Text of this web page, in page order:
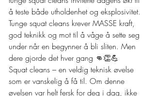
å teste både utholdenhet og eksplosivitet.
Tunge squat cleans krever MASSE kraft,
god teknikk og mot til å våge å sette seg
under når en begynner å bli sliten. Men
dere gjorde det hver gang 👊👏💪
Squat cleans – en veldig teknisk øvelse
som er vanskelig å få til. Om denne
øvelsen var helt fersk for deg i dag, ikke